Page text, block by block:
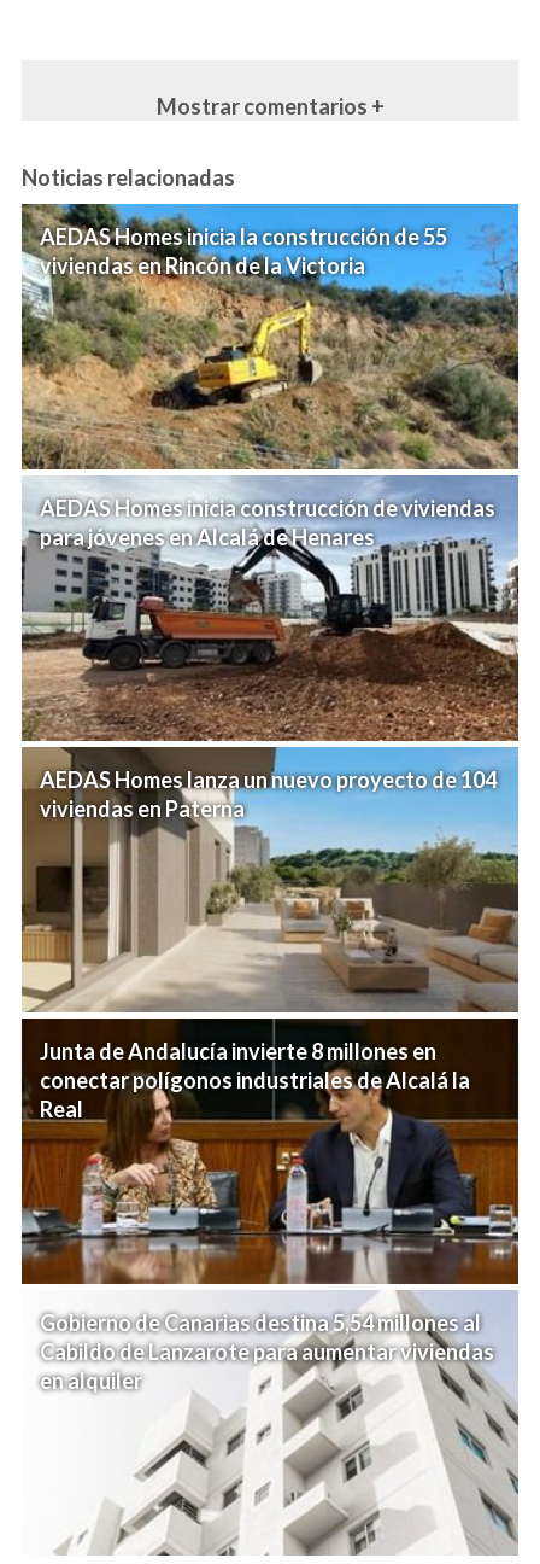
Mostrar comentarios +
Noticias relacionadas
AEDAS Homes inicia la construcción de 55
viviendas en Rincón de la Victoria
AEDAS Homes inicia construcción de viviendas
para jóvenes en Alcalá de Henares
AEDAS Homes lanza un nuevo proyecto de 104
viviendas en Paterna
Junta de Andalucía invierte 8 millones en
conectar polígonos industriales de Alcalá la
Real
Gobierno de Canarias destina 5,54 millones al
Cabildo de Lanzarote para aumentar viviendas
en alquiler